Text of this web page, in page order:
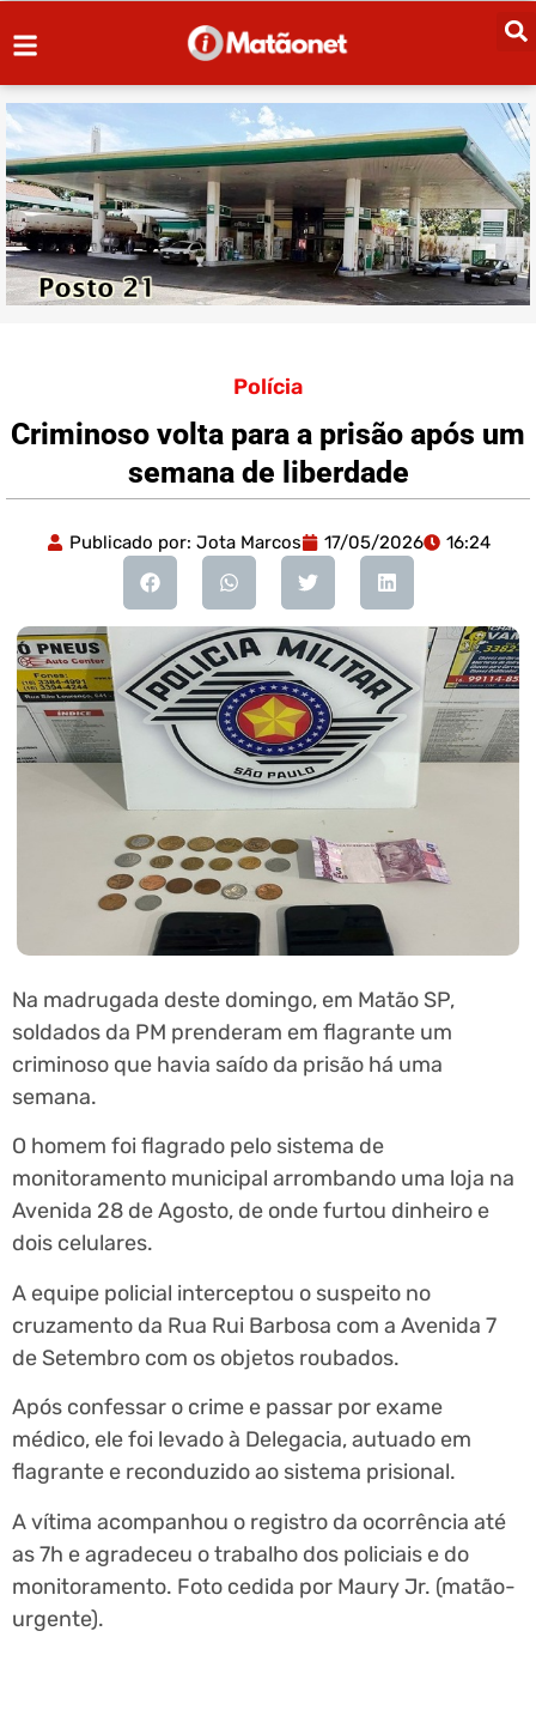
Polícia
Criminoso volta para a prisão após um
semana de liberdade
Publicado por: Jota Marcos 17/05/2026 16:24
Na madrugada deste domingo, em Matão SP,
soldados da PM prenderam em flagrante um
criminoso que havia saído da prisão há uma
semana.
O homem foi flagrado pelo sistema de
monitoramento municipal arrombando uma loja na
Avenida 28 de Agosto, de onde furtou dinheiro e
dois celulares.
A equipe policial interceptou o suspeito no
cruzamento da Rua Rui Barbosa com a Avenida 7
de Setembro com os objetos roubados.
Após confessar o crime e passar por exame
médico, ele foi levado à Delegacia, autuado em
flagrante e reconduzido ao sistema prisional.
A vítima acompanhou o registro da ocorrência até
as 7h e agradeceu o trabalho dos policiais e do
monitoramento. Foto cedida por Maury Jr. (matão-
urgente).